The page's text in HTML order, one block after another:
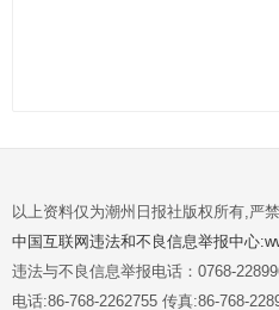
以上资料仅为潮州日报社版权所有,严
中国互联网违法和不良信息举报中心
违法与不良信息举报电话：0768-
电话:86-768-2262755 传真:86-768-